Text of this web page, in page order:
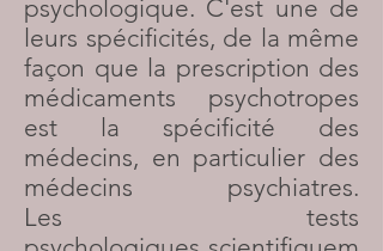
psychologique. C'est une de
leurs spécificités, de la même
façon que la prescription des
médicaments psychotropes
est la spécificité des
médecins, en particulier des
médecins psychiatres.
Les tests